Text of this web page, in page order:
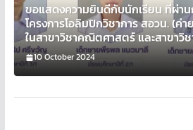
ขอแสดงความยินดีกับนักเรียน ที่ผ่าน
โครงการโอลิมปิกวิชาการ สอวน. (ค่า
ในสาขาวิชาคณิตศาสตร์ และสาขาวิ
10 October 2024